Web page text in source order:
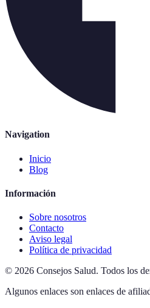
Navigation
Inicio
Blog
Información
Sobre nosotros
Contacto
Aviso legal
Política de privacidad
© 2026 Consejos Salud. Todos los
Algunos enlaces son enlaces de